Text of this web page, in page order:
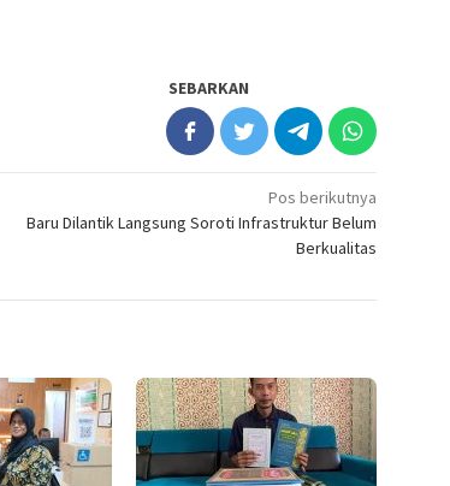
SEBARKAN
Pos berikutnya
Baru Dilantik Langsung Soroti Infrastruktur Belum
Berkualitas